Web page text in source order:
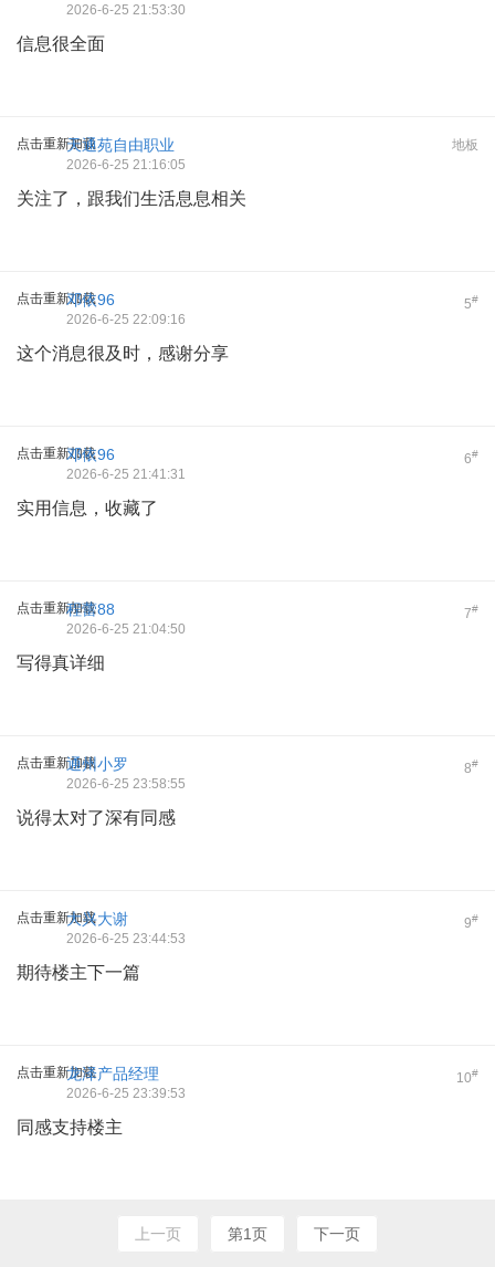
2026-6-25 21:53:30
信息很全面
点击重新加载 地板
天通苑自由职业
2026-6-25 21:16:05
关注了，跟我们生活息息相关
点击重新加载 5#
邓依96
2026-6-25 22:09:16
这个消息很及时，感谢分享
点击重新加载 6#
邓依96
2026-6-25 21:41:31
实用信息，收藏了
点击重新加载 7#
程蕾88
2026-6-25 21:04:50
写得真详细
点击重新加载 8#
通州小罗
2026-6-25 23:58:55
说得太对了深有同感
点击重新加载 9#
大兴大谢
2026-6-25 23:44:53
期待楼主下一篇
点击重新加载 10#
龙泽产品经理
2026-6-25 23:39:53
同感支持楼主
上一页 第1页 下一页